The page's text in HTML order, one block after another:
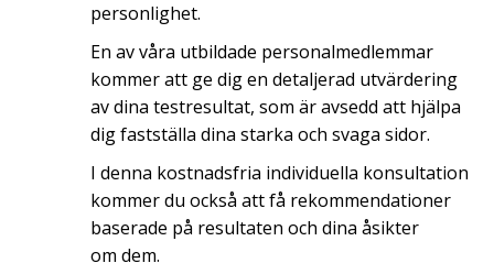
personlighet.
En av våra utbildade personalmedlemmar
kommer att ge dig en detaljerad utvärdering
av dina testresultat, som är avsedd att hjälpa
dig fastställa dina starka och svaga sidor.
I denna kostnadsfria individuella konsultation
kommer du också att få rekommendationer
baserade på resultaten och dina åsikter
om dem.